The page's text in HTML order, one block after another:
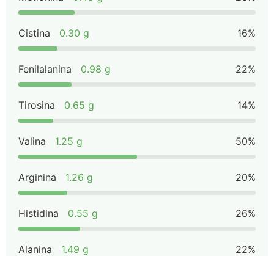
Cistina 0.30 g 16%
Fenilalanina 0.98 g 22%
Tirosina 0.65 g 14%
Valina 1.25 g 50%
Arginina 1.26 g 20%
Histidina 0.55 g 26%
Alanina 1.49 g 22%